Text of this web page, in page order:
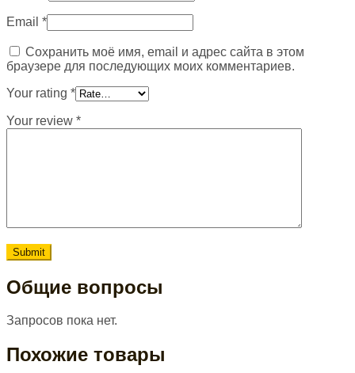
Email *
Сохранить моё имя, email и адрес сайта в этом
браузере для последующих моих комментариев.
Your rating *
Your review *
Общие вопросы
Запросов пока нет.
Похожие товары